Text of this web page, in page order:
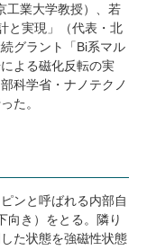
工業大学教授）、若
と実現」（代表・北
グラント「Bi系マル
よる磁化反転の実
科学省・ナノテクノ
た。
ンと呼ばれる内部自
向き）をとる。隣り
た状態を強磁性状態